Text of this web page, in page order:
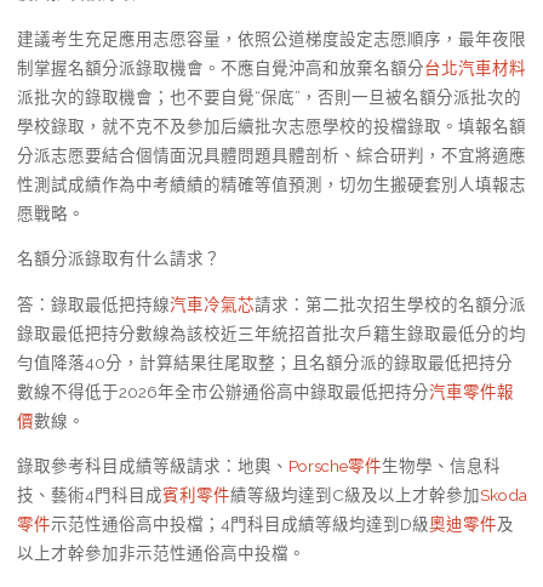
建議考生充足應用志愿容量，依照公道梯度設定志愿順序，最年夜限
制掌握名額分派錄取機會。不應自覺沖高和放棄名額分台北汽車材料
派批次的錄取機會；也不要自覺“保底”，否則一旦被名額分派批次的
學校錄取，就不克不及參加后續批次志愿學校的投檔錄取。填報名額
分派志愿要結合個情面況具體問題具體剖析、綜合研判，不宜將適應
性測試成績作為中考績績的精確等值預測，切勿生搬硬套別人填報志
愿戰略。
名額分派錄取有什么請求？
答：錄取最低把持線汽車冷氣芯請求：第二批次招生學校的名額分派
錄取最低把持分數線為該校近三年統招首批次戶籍生錄取最低分的均
勻值降落40分，計算結果往尾取整；且名額分派的錄取最低把持分
數線不得低于2026年全市公辦通俗高中錄取最低把持分汽車零件報
價數線。
錄取參考科目成績等級請求：地輿、 Porsche零件生物學、信息科
技、藝術4門科目成賓利零件績等級均達到C級及以上才幹參加Skoda
零件示范性通俗高中投檔；4門科目成績等級均達到D級奧迪零件及
以上才幹參加非示范性通俗高中投檔。